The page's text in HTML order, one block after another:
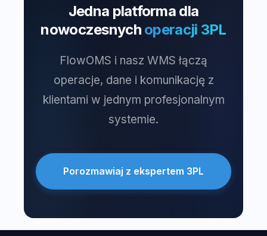
Jedna platforma dla
nowoczesnych operacji 3PL
FlowOMS i nasz WMS łączą
operacje, dane i komunikację z
klientami w jednym profesjonalnym
systemie.
Porozmawiaj z ekspertem 3PL